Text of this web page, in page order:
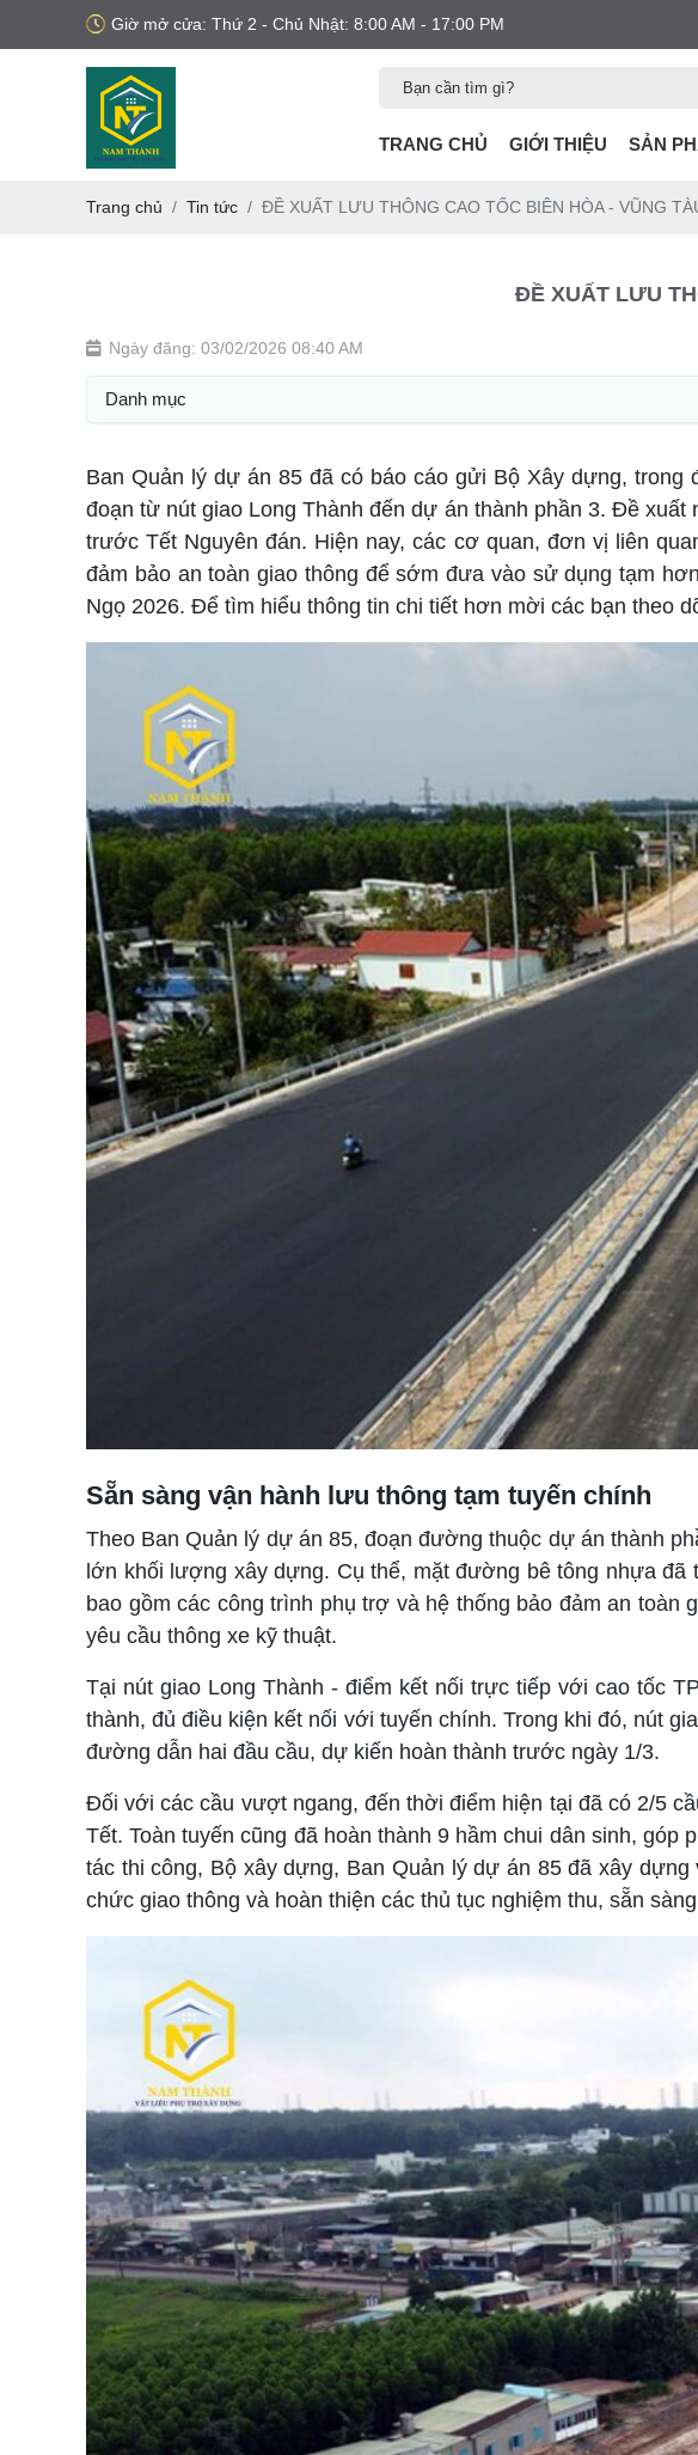
Giờ mở cửa: Thứ 2 - Chủ Nhật: 8:00 AM - 17:00 PM
TRANG CHỦ GIỚI THIỆU SẢN
Trang chủ Tin tức ĐỀ XUẤT LƯU THÔNG CAO TỐC BIÊN HÒA - VŨNG
ĐỀ XUẤT LƯU
Ngày đăng: 03/02/2026 08:40 AM
Danh mục
Ban Quản lý dự án 85 đã có báo cáo gửi Bộ Xây dựng,
đoạn từ nút giao Long Thành đến dự án thành phần 3. Đề
trước Tết Nguyên đán. Hiện nay, các cơ quan, đơn vị liên
đảm bảo an toàn giao thông để sớm đưa vào sử dụng tạm
Ngọ 2026. Để tìm hiểu thông tin chi tiết hơn mời các bạn theo
Sẵn sàng vận hành lưu thông tạm tuyến chính
Theo Ban Quản lý dự án 85, đoạn đường thuộc dự án thành
lớn khối lượng xây dựng. Cụ thể, mặt đường bê tông nhựa
bao gồm các công trình phụ trợ và hệ thống bảo đảm an
yêu cầu thông xe kỹ thuật.
Tại nút giao Long Thành - điểm kết nối trực tiếp với cao tốc
thành, đủ điều kiện kết nối với tuyến chính. Trong khi đó, nút
đường dẫn hai đầu cầu, dự kiến hoàn thành trước ngày 1/3.
Đối với các cầu vượt ngang, đến thời điểm hiện tại đã có 2/5
Tết. Toàn tuyến cũng đã hoàn thành 9 hầm chui dân sinh,
tác thi công, Bộ xây dựng, Ban Quản lý dự án 85 đã xây
chức giao thông và hoàn thiện các thủ tục nghiệm thu, sẵn